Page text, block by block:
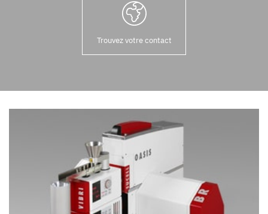
Trouvez votre contact